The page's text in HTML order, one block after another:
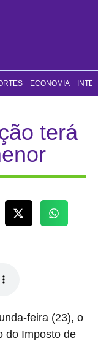
ECONOMIA
terá
feira (23), o
do Imposto de